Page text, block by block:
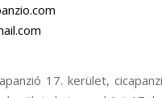
Csömör, kutyaiskola Csömör, kutyakozmetika Csömör, állatpanzió Pest megye, kutyapanzió Pest megye, kisállat panzió Pest megye, kutyaiskola Pest megye, állatpanzió Rákoscsaba, kutyapanzió Rákoscsaba, cicapanzió Rákoscsaba, madár panzió Rákoscsaba, kisállat panzió Rákoscsaba, rágcsáló panzió Rákoscsaba, kutyanapközi Rákoscsaba, kutyakozmetika Rákoscsaba, kutyaiskola Rákoscsaba, kutyaovi Rákoscsaba, kutyafuttatás Rákoscsaba, kutya sétáltatás Rákoscsaba, állatorvos Rákoscsaba, állatszállítás Rákoscsaba, kutyataxi Rákoscsaba, bentlakásos kutyakiképzés Rákoscsaba, kutyakiképző telep Rákoscsaba, kölyök alapozó tanfolyam Rákoscsaba, családi kutya tanfolyam Rákoscsaba, ingyenes chip olvasás Rákoscsaba, kutyaőrzés Rákoscsaba, kutyafelügyelet Rákoscsaba, kutya fürdetés Rákoscsaba, kutya nyírása Rákoscsaba, állatpanzió XVII. kerület, kutyapanzió XVII. kerület, cicapanzió XVII. kerület, madár panzió XVII. kerület, kisállat panzió XVII. kerület, rágcsáló panzió XVII. kerület, kutyanapközi XVII. kerület, kutyakozmetika XVII. kerület, kutyaiskola XVII. kerület, kutyaovi XVII. kerület, kutyafuttatás XVII. kerület, kutyasétáltatás XVII. kerület, állatorvos XVII. kerület, állatszállítás XVII. kerület, kutyataxi XVII. kerület, bentlakásos kutyakiképzés XVII. kerület, kutyakiképző telep XVII. kerület, kölyök alapozó tanfolyam XVII. kerület, családi kutya tanfolyam XVII. kerület, ingyenes chip olvasás XVII. kerület, kutyaőrzés XVII. kerület, kutyafelügyelet XVII. kerület, kutya fürdetés XVII. kerület, kutya nyírása XVII. kerület, állatpanzió Rákoscsaba-Újtelep, kutyapanzió Rákoscsaba-Újtelep, cicapanzió Rákoscsaba-Újtelep, madár panzió Rákoscsaba-Újtelep, kisállat panzió Rákoscsaba-Újtelep, rágcsáló panzió Rákoscsaba-Újtelep, kutyanapközi Rákoscsaba-Újtelep, kutyakozmetika Rákoscsaba-Újtelep, Kutyaiskola Rákoscsaba-Újtelep, kutyaovi Rákoscsaba-Újtelep, kutyafuttatás Rákoscsaba-Újtelep, kutyasétáltatás Rákoscsaba-Újtelep, állatorvos Rákoscsaba-Újtelep, állatszállítás Rákoscsaba-Újtelep, kutyataxi Rákoscsaba-Újtelep, bentlakásos kutyakiképzés Rákoscsaba-Újtelep, kutyakiképző telep Rákoscsaba-Újtelep, kölyök alapozó tanfolyam Rákoscsaba-Újtelep, családi kutya tanfolyam Rákoscsaba-Újtelep, ingyenes chip olvasás Rákoscsaba-